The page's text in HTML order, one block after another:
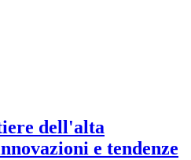
dell'alta
e tendenze